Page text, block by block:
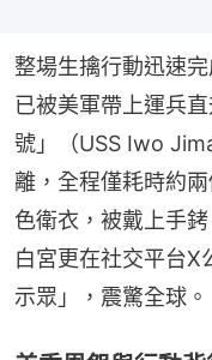
整場生擒行動迅速
已被美軍帶上運兵
號」（USS Iwo
離，全程僅耗時約
色衛衣，被戴上手
白宮更在社交平台X
示眾」，震驚全球。